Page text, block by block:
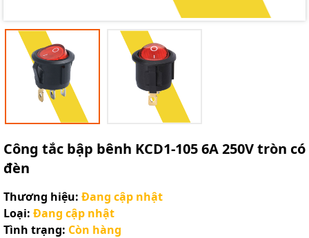
Công tắc bập bênh KCD1-105 6A 250V tròn có
đèn
Thương hiệu: Đang cập nhật
Loại: Đang cập nhật
Tình trạng: Còn hàng
Ngày hết hạn:
Điều kiện: